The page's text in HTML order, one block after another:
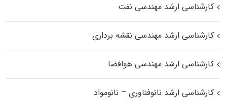
کارشناسی ارشد مهندسی نفت
کارشناسی ارشد مهندسی نقشه برداری
کارشناسی ارشد مهندسی هوافضا
کارشناسی ارشد نانوفناوری – نانومواد